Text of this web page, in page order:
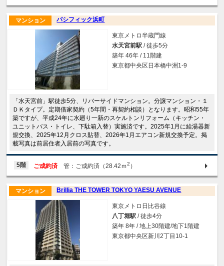
パシフィック浜町
マンション
東京メトロ半蔵門線
水天宮前駅 / 徒歩5分
築年 46年 / 11階建
東京都中央区日本橋中洲1-9
「水天宮前」駅徒歩5分、リバーサイドマンション。分譲マンション・１
ＤＫタイプ。定期借家契約（5年間・再契約相談）となります。昭和55年
築ですが、平成24年に水廻り一新のスケルトンリフォーム（キッチン・
ユニットバス・トイレ、下駄箱入替）実施済です。2025年1月に給湯器新
規交換、2025年12月クロス貼替、2026年1月エアコン新規交換予定。掲
載写真は前居住者入居前の写真です。
5階 ご成約済 管：ご成約済（28.42ｍ2 ）
Brillia THE TOWER TOKYO YAESU AVENUE
マンション
東京メトロ日比谷線
八丁堀駅 / 徒歩4分
築年 8年 / 地上30階建/地下1階建
東京都中央区新川2丁目10-1